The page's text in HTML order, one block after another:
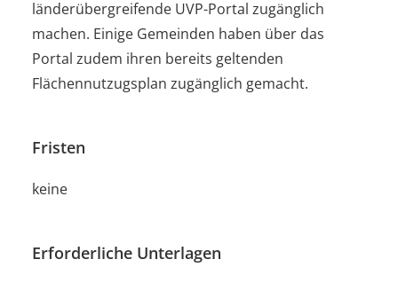
länderübergreifende UVP-Portal zugänglich
machen. Einige Gemeinden haben über das
Portal zudem ihren bereits geltenden
Flächennutzugsplan zugänglich gemacht.
Fristen
keine
Erforderliche Unterlagen